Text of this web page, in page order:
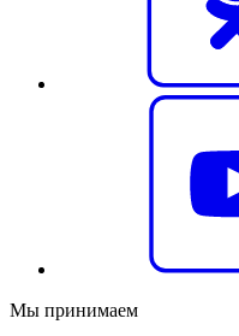
Мы принимаем